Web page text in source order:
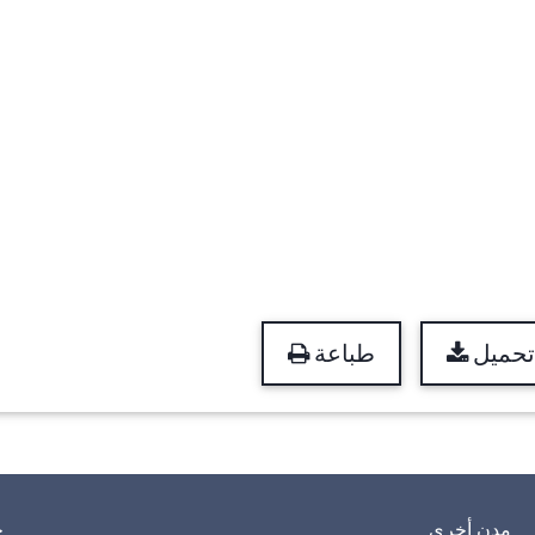
طباعة تحميل
مدن أخرى